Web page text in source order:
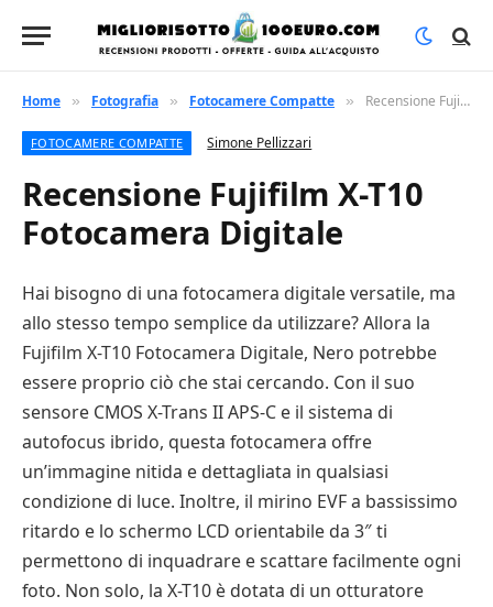
Home » Fotografia » Fotocamere Compatte » Recensione Fujifilm X-T10 Fotocamera Digitale
FOTOCAMERE COMPATTE Simone Pellizzari
Recensione Fujifilm X-T10
Fotocamera Digitale
Hai bisogno di una fotocamera digitale versatile, ma
allo stesso tempo semplice da utilizzare? Allora la
Fujifilm X-T10 Fotocamera Digitale, Nero potrebbe
essere proprio ciò che stai cercando. Con il suo
sensore CMOS X-Trans II APS-C e il sistema di
autofocus ibrido, questa fotocamera offre
un’immagine nitida e dettagliata in qualsiasi
condizione di luce. Inoltre, il mirino EVF a bassissimo
ritardo e lo schermo LCD orientabile da 3″ ti
permettono di inquadrare e scattare facilmente ogni
foto. Non solo, la X-T10 è dotata di un otturatore